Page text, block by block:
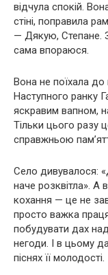
відчула спокій.
стіні, поправила
— Дякую, Степане.
сама впораюся.
Вона не поїхала
Наступного ранку
яскравим вапном,
Тільки цього разу
справжньою
Село дивувалося:
наче розквітла». А
кохання — це не
просто важка
побудувати дах
негоди. І в цьому
піснях її молодості.